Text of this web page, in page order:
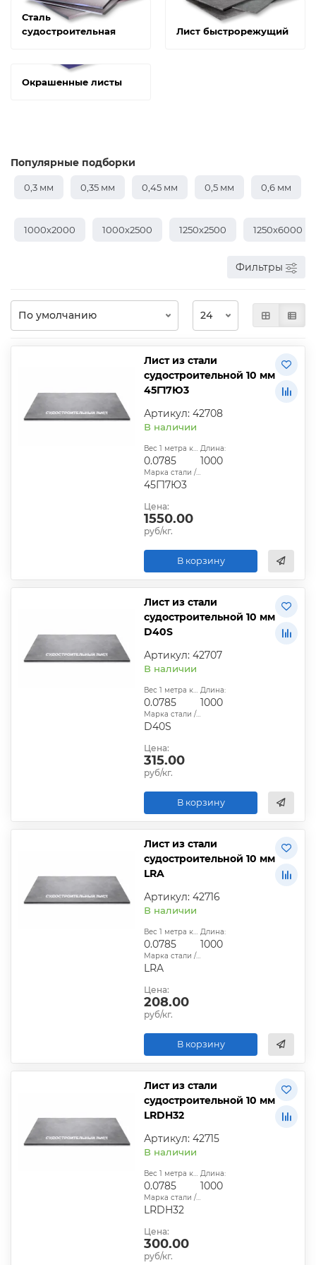
Сталь
судостроительная
Лист быстрорежущий
Окрашенные листы
Популярные подборки
0,3 мм 0,35 мм 0,45 мм 0,5 мм 0,6 мм
1000х2000 1000х2500 1250х2500 1250х6000
Фильтры
Лист из стали
судостроительной 10 мм
45Г17Ю3
Артикул: 42708
В наличии
Вес 1 метра квадратного, т:
0.0785
Длина:
1000
Марка стали / сплава:
45Г17Ю3
Цена:
1550.00
руб/кг.
В корзину
Лист из стали
судостроительной 10 мм
D40S
Артикул: 42707
В наличии
Вес 1 метра квадратного, т:
0.0785
Длина:
1000
Марка стали / сплава:
D40S
Цена:
315.00
руб/кг.
В корзину
Лист из стали
судостроительной 10 мм
LRA
Артикул: 42716
В наличии
Вес 1 метра квадратного, т:
0.0785
Длина:
1000
Марка стали / сплава:
LRA
Цена:
208.00
руб/кг.
В корзину
Лист из стали
судостроительной 10 мм
LRDH32
Артикул: 42715
В наличии
Вес 1 метра квадратного, т:
0.0785
Длина:
1000
Марка стали / сплава:
LRDH32
Цена:
300.00
руб/кг.